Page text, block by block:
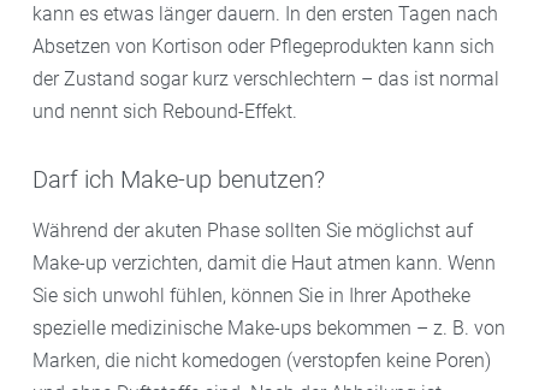
kann es etwas länger dauern. In den ersten Tagen nach
Absetzen von Kortison oder Pflegeprodukten kann sich
der Zustand sogar kurz verschlechtern – das ist normal
und nennt sich Rebound-Effekt.
Darf ich Make-up benutzen?
Während der akuten Phase sollten Sie möglichst auf
Make-up verzichten, damit die Haut atmen kann. Wenn
Sie sich unwohl fühlen, können Sie in Ihrer Apotheke
spezielle medizinische Make-ups bekommen – z. B. von
Marken, die nicht komedogen (verstopfen keine Poren)